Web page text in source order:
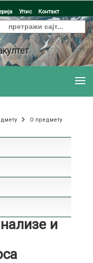
Упис Контакт
О предмету
и